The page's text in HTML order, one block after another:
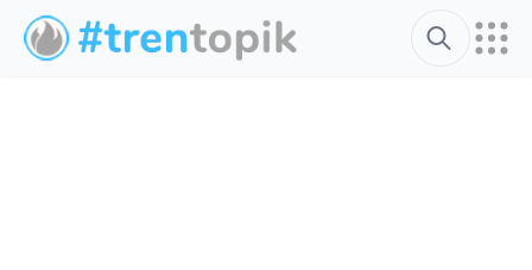
Search